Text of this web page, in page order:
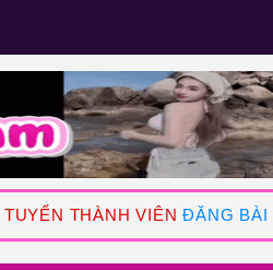
TUYỂN THÀNH VIÊNĐĂNG BÀI